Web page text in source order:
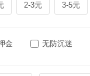
2-3元 3-5元
金 无防沉迷